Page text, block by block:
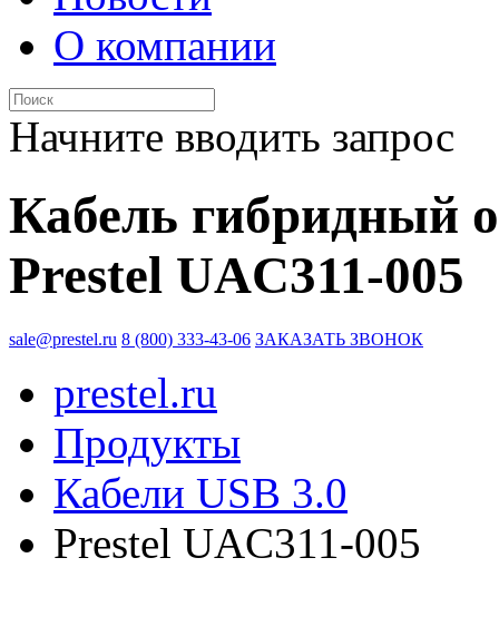
О компании
Начните вводить запрос
Кабель гибридный
Prestel UAC311-005
sale@prestel.ru 8 (800) 333-43-06 ЗАКАЗАТЬ ЗВОНОК
prestel.ru
Продукты
Кабели USB 3.0
Prestel UAC311-005